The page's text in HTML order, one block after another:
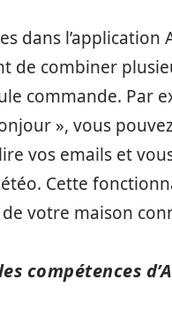
dans l’application
de combiner
commande. Par
», vous
vos emails et
Cette
votre maison
compétences